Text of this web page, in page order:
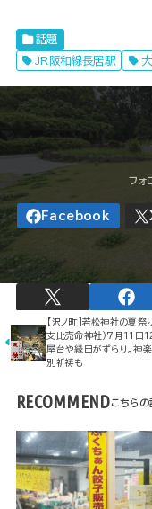
話題
JR阪和線長居駅
【沢ノ町】若松神社の夏祭
支比売命神社）7月11日
屋台や縁日がずらり。神
別祈祷も
RECOMMEND